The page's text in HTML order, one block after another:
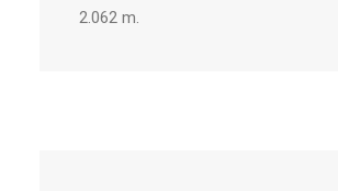
2.062 m.